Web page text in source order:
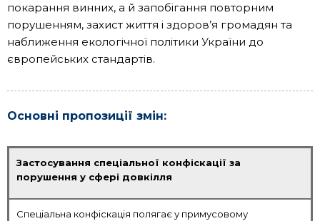
покарання винних, а й запобігання повторним
порушенням, захист життя і здоров’я громадян та
наближення екологічної політики України до
європейських стандартів.
Основні пропозиції змін:
Застосування спеціальної конфіскації за
порушення у сфері довкілля
Спеціальна конфіскація полягає у примусовому